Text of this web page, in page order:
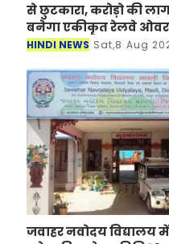
से छुटकारा, करोड़ो की
बनेगा एकीकृत रेलवे
HINDI NEWS Sat,8 Aug
जवाहर नवोदय विद्यालय